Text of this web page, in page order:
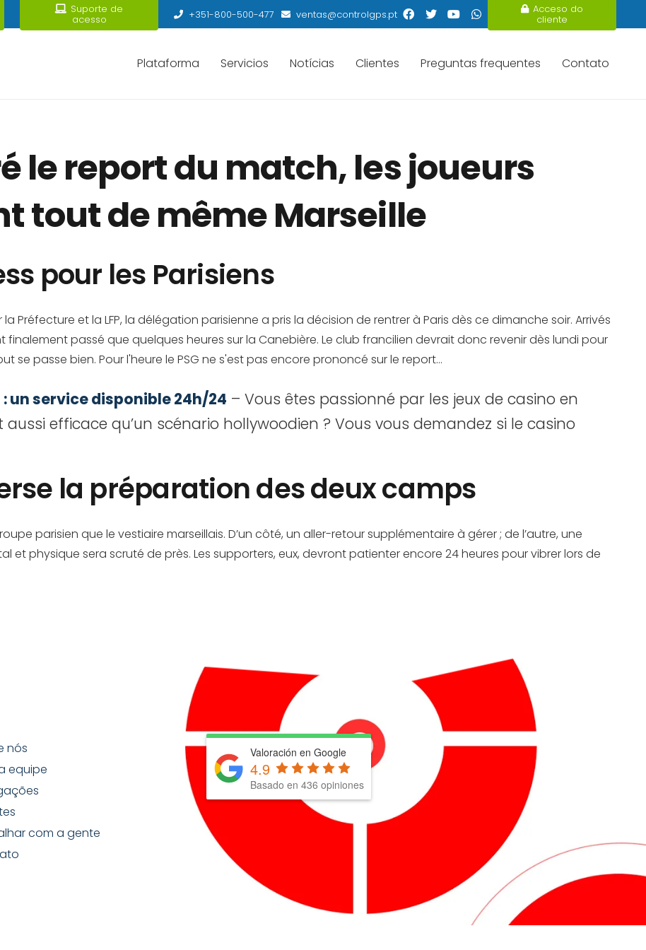
Suporte de
acesso +351-800-500-477 ventas@controlgps.pt Acceso do
cliente
Plataforma Servicios Notícias Clientes Preguntas frequentes Contato
le report du match, les joueurs
tout de même Marseille
pour les Parisiens
Préfecture et la LFP, la délégation parisienne a pris la décision de rentrer à Paris dès ce dimanche soir. Arrivés
finalement passé que quelques heures sur la Canebière. Le club francilien devrait donc revenir dès lundi pour
se passe bien. Pour l'heure le PSG ne s'est pas encore prononcé sur le report…
: un service disponible 24h/24 – Vous êtes passionné par les jeux de casino en
efficace qu’un scénario hollywoodien ? Vous vous demandez si le casino
la préparation des deux camps
parisien que le vestiaire marseillais. D’un côté, un aller-retour supplémentaire à gérer ; de l’autre, une
physique sera scruté de près. Les supporters, eux, devront patienter encore 24 heures pour vibrer lors de
nós
equipe
com a gente
Valoración en Google
4.9
Basado en 436 opiniones